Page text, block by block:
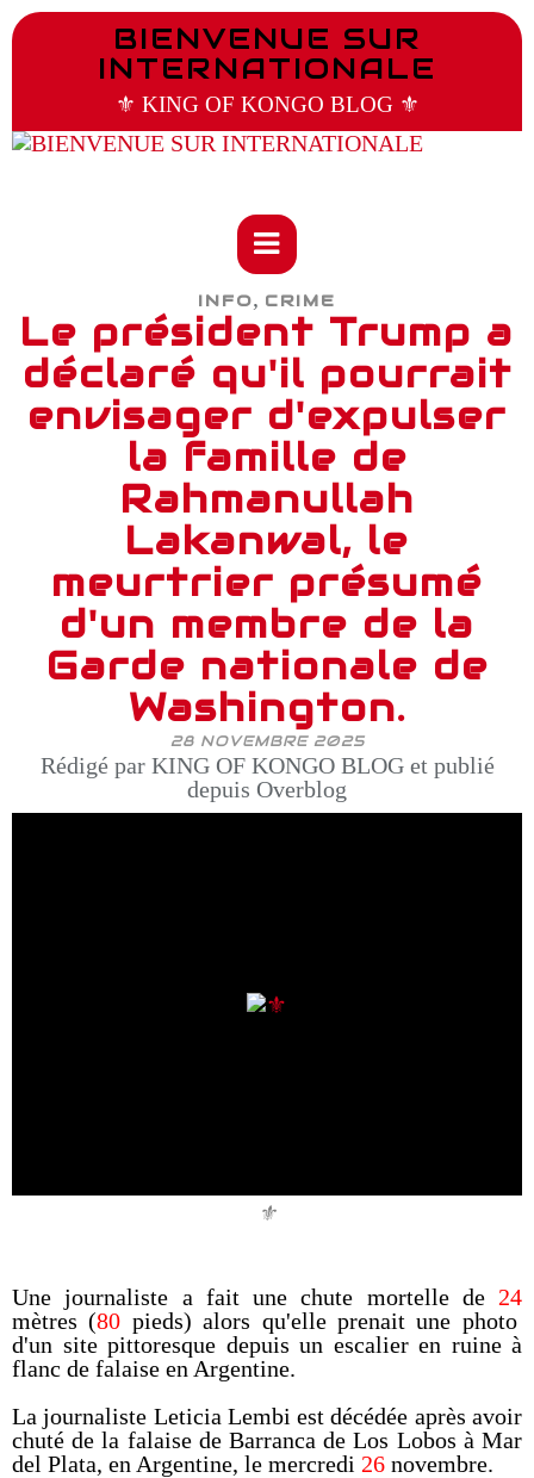
BIENVENUE SUR
INTERNATIONALE
⚜️ KING OF KONGO BLOG ⚜️
INFO, CRIME
Le président Trump a
déclaré qu'il pourrait
envisager d'expulser
la famille de
Rahmanullah
Lakanwal, le
meurtrier présumé
d'un membre de la
Garde nationale de
Washington.
28 NOVEMBRE 2025
Rédigé par KING OF KONGO BLOG et publié
depuis Overblog
⚜️
Une journaliste a fait une chute mortelle de 24
mètres (80 pieds) alors qu'elle prenait une photo
d'un site pittoresque depuis un escalier en ruine à
flanc de falaise en Argentine.
La journaliste Leticia Lembi est décédée après avoir
chuté de la falaise de Barranca de Los Lobos à Mar
del Plata, en Argentine, le mercredi 26 novembre.